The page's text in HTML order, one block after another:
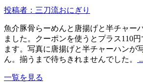
投稿者：三刀流おにぎり
魚介豚骨らーめんと唐揚げと半チャー
ました。クーポンを使うとプラス110
ます。写真に唐揚げと半チャーハンが
ん。揃うまで待ちきれませんでした。
一覧を見る